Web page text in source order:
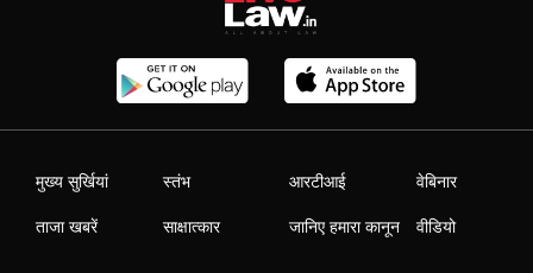
मुख्य सुर्खियां
ताजा खबरें
स्तंभ
साक्षात्कार
आरटीआई
जानिए हमारा कानून
वेबिनार
वीडियो